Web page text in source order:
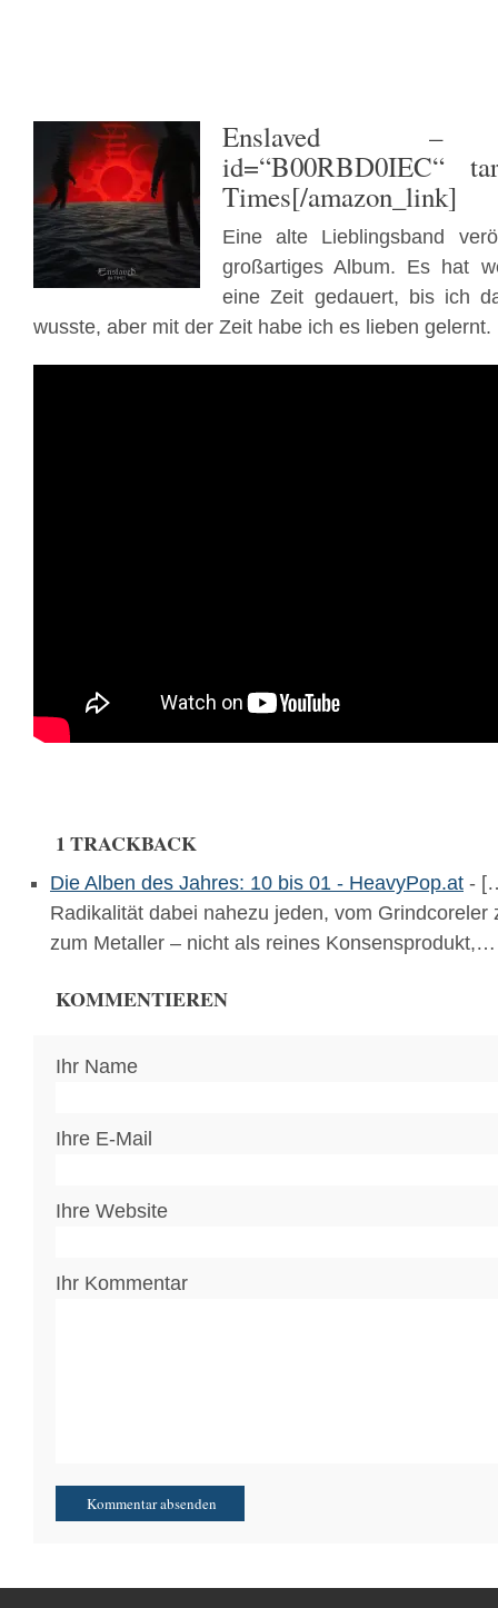
Enslaved –
id=“B00RBD0IEC“
Times[/amazon_link]
Eine alte Lieblingsband
großartiges Album. Es hat
eine Zeit gedauert, bis ich
wusste, aber mit der Zeit habe ich es lieben gelernt.
1 TRACKBACK
Die Alben des Jahres: 10 bis 01 - HeavyPop.at -
Radikalität dabei nahezu jeden, vom Grindcoreler
zum Metaller – nicht als reines Konsensprodukt,…
KOMMENTIEREN
Ihr Name
Ihre E-Mail
Ihre Website
Ihr Kommentar